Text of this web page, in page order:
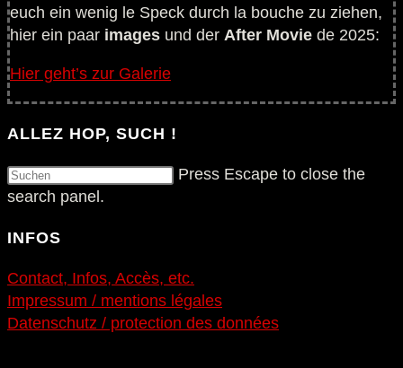
euch ein wenig le Speck durch la bouche zu ziehen,
hier ein paar images und der After Movie de 2025:
Hier geht’s zur Galerie
ALLEZ HOP, SUCH !
Press Escape to close the
search panel.
INFOS
Contact, Infos, Accès, etc.
Impressum / mentions légales
Datenschutz / protection des données